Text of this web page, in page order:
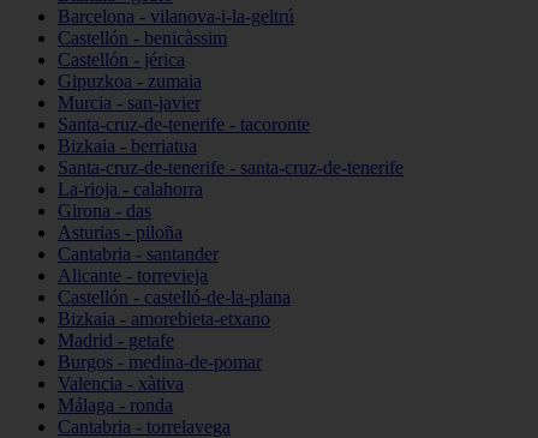
Barcelona - vilanova-i-la-geltrú
Castellón - benicàssim
Castellón - jérica
Gipuzkoa - zumaia
Murcia - san-javier
Santa-cruz-de-tenerife - tacoronte
Bizkaia - berriatua
Santa-cruz-de-tenerife - santa-cruz-de-tenerife
La-rioja - calahorra
Girona - das
Asturias - piloña
Cantabria - santander
Alicante - torrevieja
Castellón - castelló-de-la-plana
Bizkaia - amorebieta-etxano
Madrid - getafe
Burgos - medina-de-pomar
Valencia - xàtiva
Málaga - ronda
Cantabria - torrelavega